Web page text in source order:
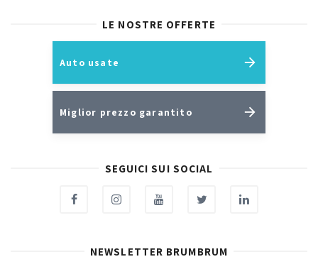
LE NOSTRE OFFERTE
Auto usate
Miglior prezzo garantito
SEGUICI SUI SOCIAL
NEWSLETTER BRUMBRUM